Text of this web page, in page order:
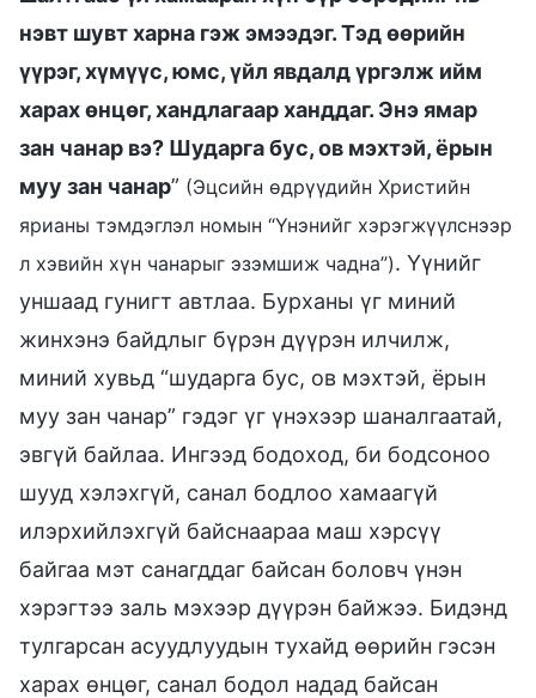
нэвт шувт харна гэж эмээдэг. Тэд өөрийн
үүрэг, хүмүүс, юмс, үйл явдалд үргэлж ийм
харах өнцөг, хандлагаар ханддаг. Энэ ямар
зан чанар вэ? Шударга бус, ов мэхтэй, ёрын
муу зан чанар” (Эцсийн өдрүүдийн Христийн
ярианы тэмдэглэл номын “Үнэнийг хэрэгжүүлснээр
л хэвийн хүн чанарыг эзэмшиж чадна”). Үүнийг
уншаад гунигт автлаа. Бурханы үг миний
жинхэнэ байдлыг бүрэн дүүрэн илчилж,
миний хувьд “шударга бус, ов мэхтэй, ёрын
муу зан чанар” гэдэг үг үнэхээр шаналгаатай,
эвгүй байлаа. Ингээд бодоход, би бодсоноо
шууд хэлэхгүй, санал бодлоо хамаагүй
илэрхийлэхгүй байснаараа маш хэрсүү
байгаа мэт санагддаг байсан боловч үнэн
хэрэгтээ заль мэхээр дүүрэн байжээ. Бидэнд
тулгарсан асуудлуудын тухайд өөрийн гэсэн
харах өнцөг, санал бодол надад байсан